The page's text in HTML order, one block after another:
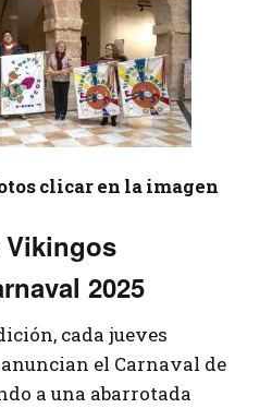
clicar en la imagen
Vikingos
2025
cada jueves
el Carnaval de
a una abarrotada